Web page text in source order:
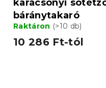
karácsonyi
báránytakaró
Raktáron (>10 db)
10 286 Ft-tól